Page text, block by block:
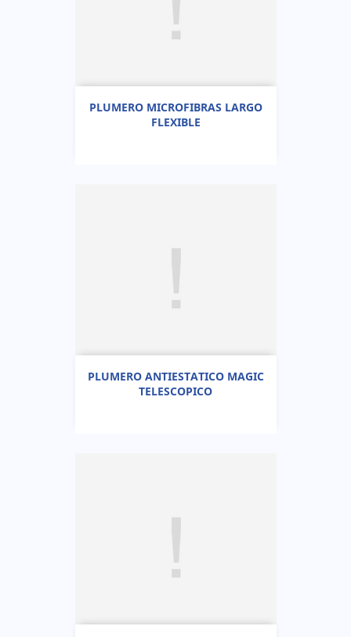
PLUMERO MICROFIBRAS LARGO
FLEXIBLE
PLUMERO ANTIESTATICO MAGIC
TELESCOPICO